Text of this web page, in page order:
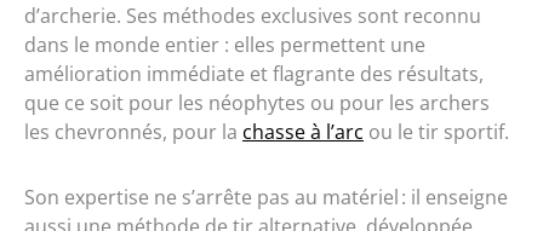
d’archerie. Ses méthodes exclusives sont reconnu
dans le monde entier : elles permettent une
amélioration immédiate et flagrante des résultats,
que ce soit pour les néophytes ou pour les archers
les chevronnés, pour la chasse à l’arc ou le tir sportif.
Son expertise ne s’arrête pas au matériel : il enseigne